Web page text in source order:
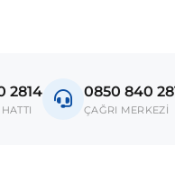
2814 0850 840
ÇAĞRI MERKEZİ